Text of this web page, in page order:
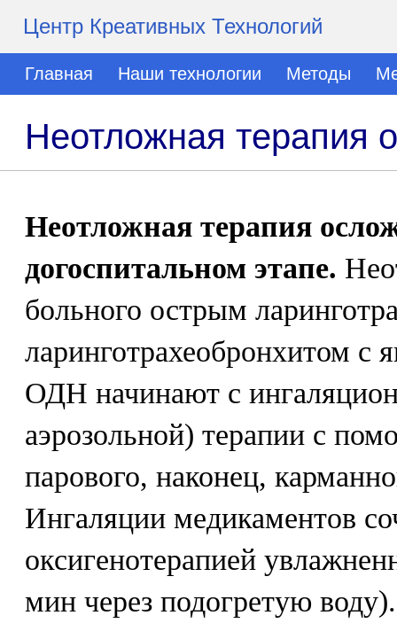
Центр Креативных Технологий
Главная Наши технологии Методы
Неотложная
Неотложная терапия
догоспитальном этапе.
больного острым
ларинготрахеобронхитом с
ОДН начинают с
аэрозольной) терапии с
парового, наконец,
Ингаляции медикаментов
оксигенотерапией
мин через подогретую воду).